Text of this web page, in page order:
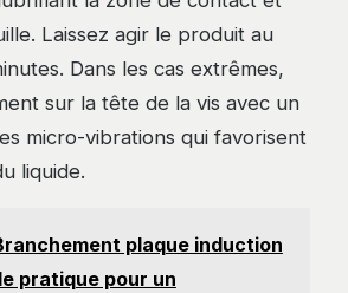
Laissez agir le produit au
Dans les cas extrêmes,
sur la tête de la vis avec un
micro-vibrations qui favorisent
liquide.
plaque induction
pratique pour un